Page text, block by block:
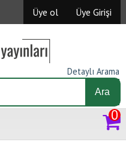
Üye ol Üye Girişi
Ara
Detaylı Arama
0